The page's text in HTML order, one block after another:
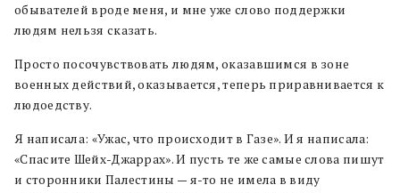
обывателей вроде меня, и мне уже слово поддержки
людям нельзя сказать.
Просто посочувствовать людям, оказавшимся в зоне
военных действий, оказывается, теперь приравнивается к
людоедству.
Я написала: «Ужас, что происходит в Газе». И я написала:
«Спасите Шейх-Джаррах». И пусть те же самые слова пишут
и сторонники Палестины — я-то не имела в виду